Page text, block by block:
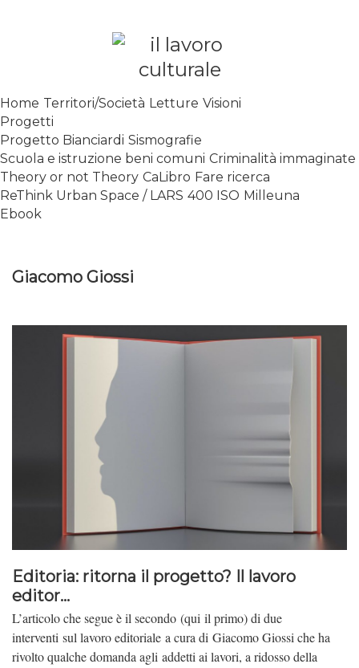
SPALANCARE LE FINESTRE DEI
CONTEMPORANEO
Home Territori/Società Letture Visioni
Progetti
Progetto Bianciardi Sismografie
Scuola e istruzione beni comuni Criminalità immaginate
Theory or not Theory CaLibro Fare ricerca
ReThink Urban Space / LARS 400 ISO Milleuna
Ebook
Giacomo Giossi
Editoria: ritorna il progetto? Il lavoro
editor...
L’articolo che segue è il secondo (qui il primo) di due
interventi sul lavoro editoriale a cura di Giacomo Giossi che ha
rivolto qualche domanda agli addetti ai lavori, a ridosso della